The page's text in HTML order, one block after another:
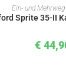
IN DEN
Ein- und
Sprite 35-II
€